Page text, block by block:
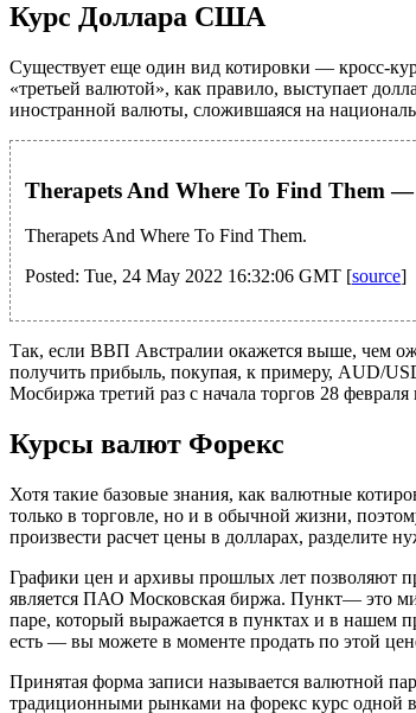
Курс Доллара США
Существует еще один вид котировки — кросс-
«третьей валютой», как правило, выступает
иностранной валюты, сложившаяся на
Therapets And Where To Find Them
Therapets And Where To Find Them.
Posted: Tue, 24 May 2022 16:32:06 GMT [source]
Так, если ВВП Австралии окажется выше, чем
получить прибыль, покупая, к примеру, AUD/
Мосбиржа третий раз с начала торгов 28
Курсы валют Форекс
Хотя такие базовые знания, как валютные
только в торговле, но и в обычной жизни,
произвести расчет цены в долларах,
Графики цен и архивы прошлых лет позволяют
является ПАО Московская биржа. Пункт— это
паре, который выражается в пунктах и в нашем
есть — вы можете в моменте продать по этой
Принятая форма записи называется валютной
традиционными рынками на форекс курс одной